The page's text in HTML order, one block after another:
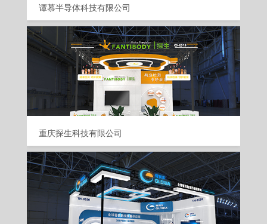
谭慕半导体科技有限公司
重庆探生科技有限公司